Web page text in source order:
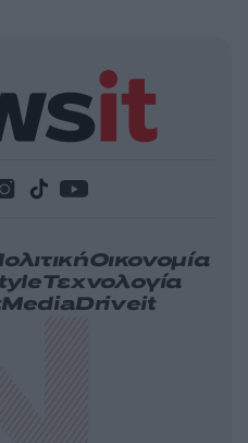
Οικονομία
Τεχνολογία
MediaDriveit